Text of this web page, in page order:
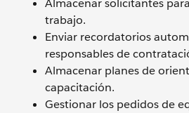
Almacenar solicitantes
trabajo.
Enviar recordatorios
responsables de
Almacenar planes de
capacitación.
Gestionar los pedidos de